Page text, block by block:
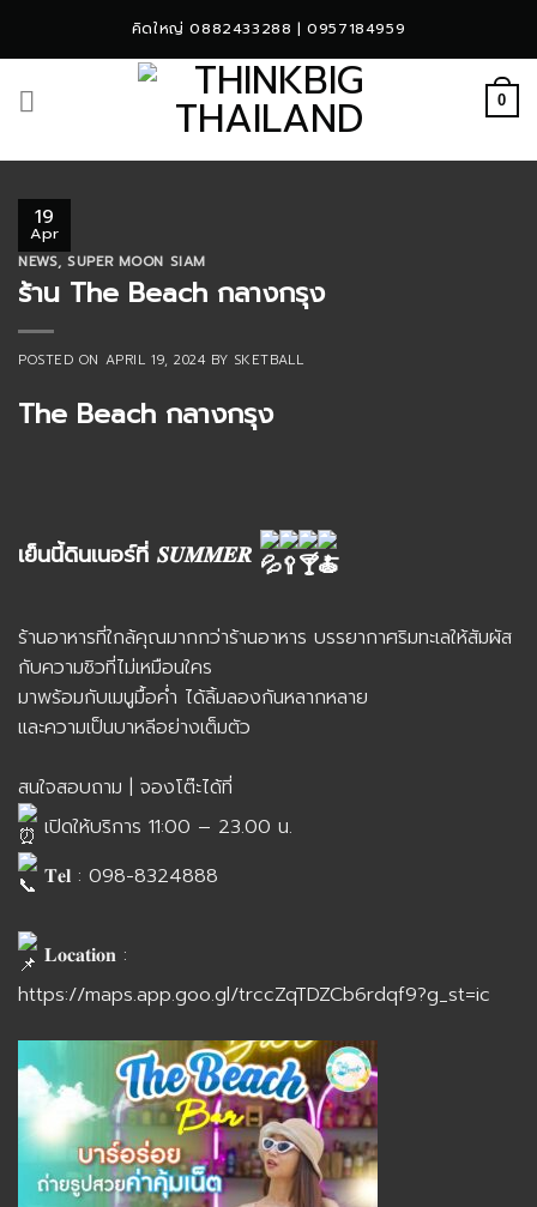
คิดใหญ่ 0882433288 | 0957184959
0
19
Apr
NEWS,SUPER MOON SIAM
ร้าน The Beach กลางกรุง
POSTED ON APRIL 19, 2024 BY SKETBALL
The Beach กลางกรุง
เย็นนี้ดินเนอร์ที่ 𝑺𝑼𝑴𝑴𝑬𝑹
ร้านอาหารที่ใกล้คุณมากกว่าร้านอาหาร บรรยากาศริมทะเลให้สัมผัส
กับความชิวที่ไม่เหมือนใคร
มาพร้อมกับเมนูมื้อค่ำ ได้ลิ้มลองกันหลากหลาย
และความเป็นบาหลีอย่างเต็มตัว
สนใจสอบถาม | จองโต๊ะได้ที่
เปิดให้บริการ 11:00 – 23.00 น.
𝐓𝐞𝐥 : 098-8324888
𝐋𝐨𝐜𝐚𝐭𝐢𝐨𝐧 :
https://maps.app.goo.gl/trccZqTDZCb6rdqf9?g_st=ic